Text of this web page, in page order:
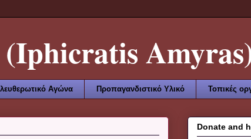
Αγώνα Προπαγανδιστικό Υλικό Τοπικές
Donate and